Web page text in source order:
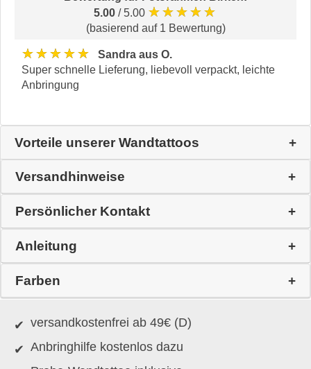
5.00 / 5.00 ★★★★★
(basierend auf 1 Bewertung)
★★★★★
Sandra aus O.
Super schnelle Lieferung, liebevoll verpackt, leichte
Anbringung
Vorteile unserer Wandtattoos
Versandhinweise
Persönlicher Kontakt
Anleitung
Farben
versandkostenfrei ab 49€ (D)
Anbringhilfe kostenlos dazu